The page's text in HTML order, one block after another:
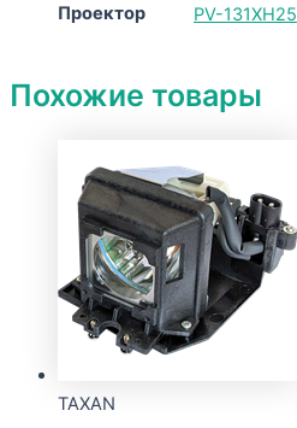
Проектор PV-131XH25
Похожие товары
TAXAN